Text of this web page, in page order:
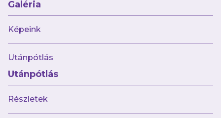
Galéria
Képeink
Utánpótlás
Utánpótlás
Részletek